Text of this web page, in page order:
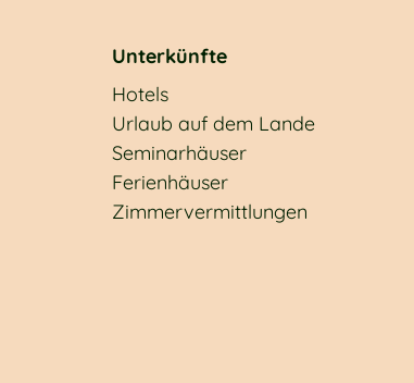
Unterkünfte
Hotels
Urlaub auf dem Lande
Seminarhäuser
Ferienhäuser
Zimmervermittlungen